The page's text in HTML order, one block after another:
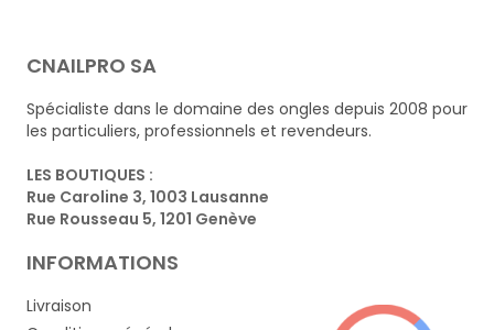
CNAILPRO SA
Spécialiste dans le domaine des ongles depuis 2008 pour
les particuliers, professionnels et revendeurs.
LES BOUTIQUES :
Rue Caroline 3, 1003 Lausanne
Rue Rousseau 5, 1201 Genève
INFORMATIONS
Livraison